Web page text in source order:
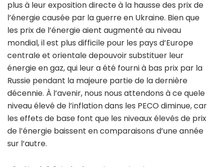
plus à leur exposition directe à la hausse des prix de
l’énergie causée par la guerre en Ukraine. Bien que
les prix de l’énergie aient augmenté au niveau
mondial, il est plus difficile pour les pays d’Europe
centrale et orientale depouvoir substituer leur
énergie en gaz, qui leur a été fourni à bas prix par la
Russie pendant la majeure partie de la dernière
décennie. À l’avenir, nous nous attendons à ce quele
niveau élevé de l’inflation dans les PECO diminue, car
les effets de base font que les niveaux élevés de prix
de l’énergie baissent en comparaisons d’une année
sur l’autre.